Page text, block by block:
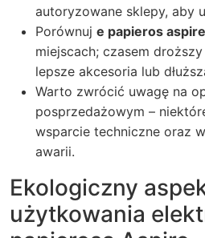
autoryzowane sklepy, aby
Porównuj e papieros
miejscach; czasem
lepsze akcesoria lub
Warto zwrócić uwagę na
posprzedażowym –
wsparcie techniczne oraz
awarii.
Ekologiczny
użytkowania